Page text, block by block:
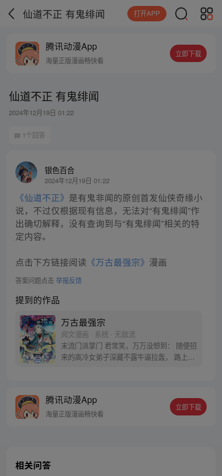
仙道不正 有鬼绯闻 打开APP
腾讯动漫App
海量正版漫画畅快看
立即下载
仙道不正 有鬼绯闻
2024年12月19日 01:22
1个回答
银色百合
2024年12月19日 01:22
《仙道不正》 是有鬼非闻的原创首发仙侠奇缘小
说，不过仅根据现有信息，无法对“有鬼绯闻”作
出确切解释，没有查询到与“有鬼绯闻”相关的特
定内容。
点击下方链接阅读 《万古最强宗》 漫画
答案问题点击 举报反馈
提到的作品
万古最强宗
阅文漫画 · 系统 · 无敌流
末流门派掌门 君常笑，万万没想到： 随便招
来的高冷女弟子深藏不露牛逼拉轰， 路上闭
苍要我末流门派逆天，挡不住啊
腾讯动漫App
海量正版漫画畅快看
立即下载
相关问答